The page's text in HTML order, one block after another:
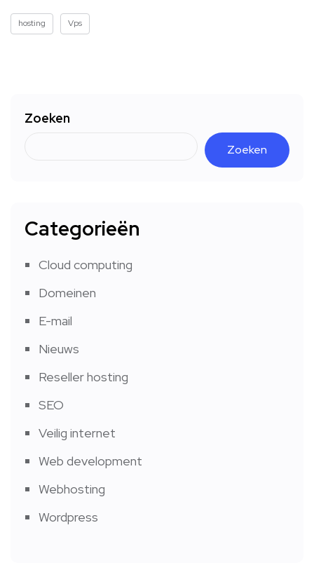
hosting Vps
Zoeken
Zoeken
Categorieën
Cloud computing
Domeinen
E-mail
Nieuws
Reseller hosting
SEO
Veilig internet
Web development
Webhosting
Wordpress